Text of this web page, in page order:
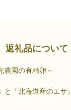
返礼品について
農園の有精卵～
と「北海道産のエサ